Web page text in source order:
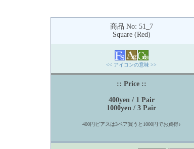
商品 No: 51_7
Square (Red)
<< アイコンの意味 >>
:: Price ::
400yen / 1 Pair
1000yen / 3 Pair
400円ピアスは3ペア買うと1000円でお買得♪